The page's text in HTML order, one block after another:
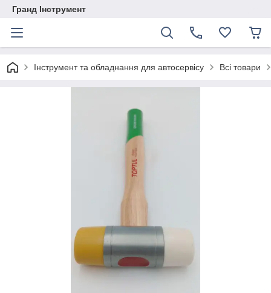
Гранд Інструмент
Інструмент та обладнання для автосервісу Всі товари